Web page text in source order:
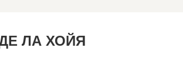
ЛА ХОЙЯ